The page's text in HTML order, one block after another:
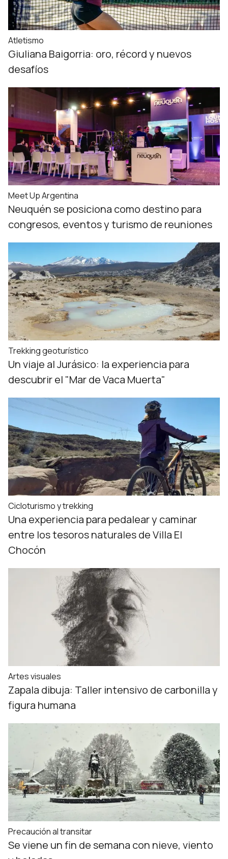
Atletismo
Giuliana Baigorria: oro, récord y nuevos
desafíos
Meet Up Argentina
Neuquén se posiciona como destino para
congresos, eventos y turismo de reuniones
Trekking geoturístico
Un viaje al Jurásico: la experiencia para
descubrir el "Mar de Vaca Muerta"
Cicloturismo y trekking
Una experiencia para pedalear y caminar
entre los tesoros naturales de Villa El
Chocón
Artes visuales
Zapala dibuja: Taller intensivo de carbonilla y
figura humana
Precaución al transitar
Se viene un fin de semana con nieve, viento